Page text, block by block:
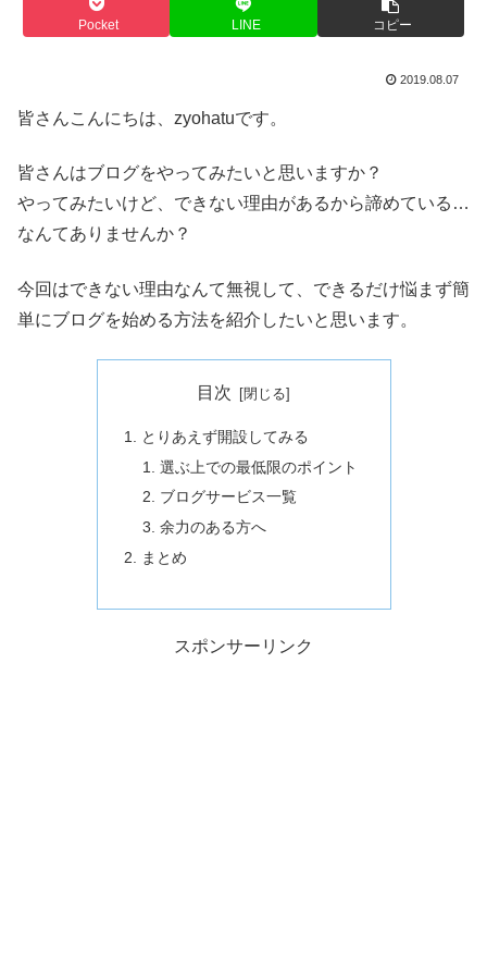
Pocket LINE コピー
2019.08.07
皆さんこんにちは、zyohatuです。
皆さんはブログをやってみたいと思いますか？
やってみたいけど、できない理由があるから諦めている…
なんてありませんか？
今回はできない理由なんて無視して、できるだけ悩まず簡
単にブログを始める方法を紹介したいと思います。
目次
とりあえず開設してみる
選ぶ上での最低限のポイント
ブログサービス一覧
余力のある方へ
まとめ
スポンサーリンク